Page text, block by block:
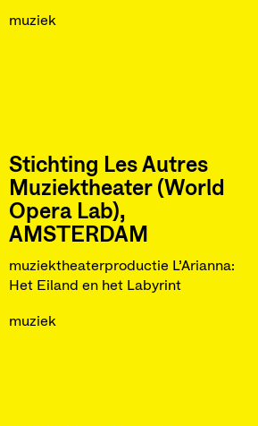
muziek
Stichting Les Autres
Muziektheater (World
Opera Lab),
AMSTERDAM
muziektheaterproductie L’Arianna:
Het Eiland en het Labyrint
muziek